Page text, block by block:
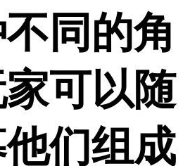
同的角
可以随
们组成